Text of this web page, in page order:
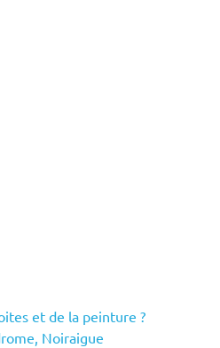
et de la peinture ?
Noiraigue